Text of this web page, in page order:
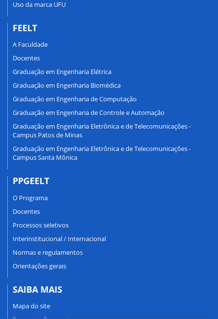
Uso da marca UFU
FEELT
A Faculdade
Docentes
Graduação em Engenharia Elétrica
Graduação em Engenharia Biomédica
Graduação em Engenharia de Computação
Graduação em Engenharia de Controle e Automação
Graduação em Engenharia Eletrônica e de Telecomunicações -
Campus Patos de Minas
Graduação em Engenharia Eletrônica e de Telecomunicações -
Campus Santa Mônica
PPGEELT
O Programa
Docentes
Processos seletivos
Interinstitucional / Internacional
Normas e regulamentos
Orientações gerais
SAIBA MAIS
Mapa do site